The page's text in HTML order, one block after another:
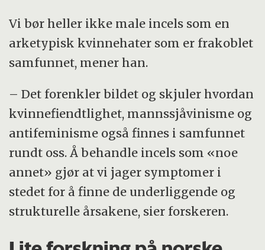
Vi bør heller ikke male incels som en
arketypisk kvinnehater som er frakoblet
samfunnet, mener han.
– Det forenkler bildet og skjuler hvordan
kvinnefiendtlighet, mannssjåvinisme og
antifeminisme også finnes i samfunnet
rundt oss. Å behandle incels som «noe
annet» gjør at vi jager symptomer i
stedet for å finne de underliggende og
strukturelle årsakene, sier forskeren.